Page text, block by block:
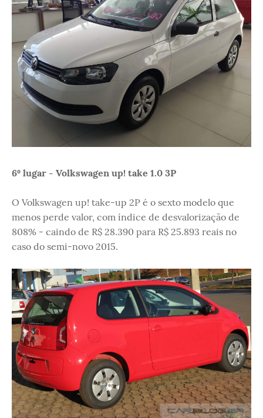
6º lugar - Volkswagen up! take 1.0 3P
O Volkswagen up! take-up 2P é o sexto modelo que
menos perde valor, com índice de desvalorização de
808% - caindo de R$ 28.390 para R$ 25.893 reais no
caso do semi-novo 2015.